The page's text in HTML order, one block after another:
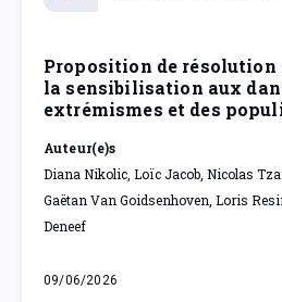
Proposition de
la sensibilisation aux
extrémismes et des
Auteur(e)s
Diana Nikolic, Loïc Jacob, Nicolas
Gaëtan Van Goidsenhoven, Loris
Deneef
09/06/2026
mardi 9 juin 2026